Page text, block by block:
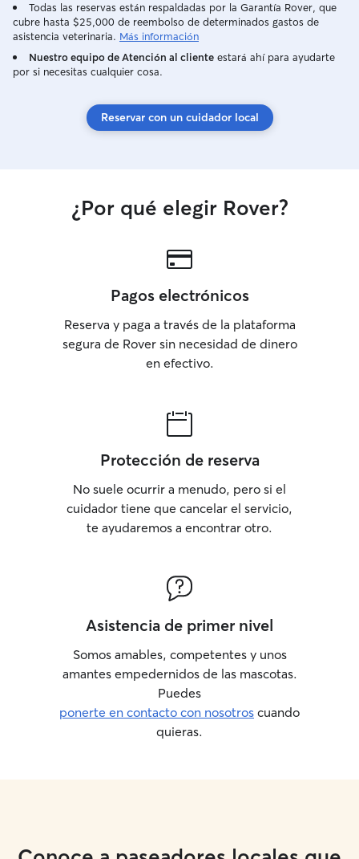
Todas las reservas están respaldadas por la Garantía Rover, que
cubre hasta $25,000 de reembolso de determinados gastos de
asistencia veterinaria. Más información
Nuestro equipo de Atención al cliente estará ahí para ayudarte
por si necesitas cualquier cosa.
Reservar con un cuidador local
¿Por qué elegir Rover?
Pagos electrónicos
Reserva y paga a través de la plataforma
segura de Rover sin necesidad de dinero
en efectivo.
Protección de reserva
No suele ocurrir a menudo, pero si el
cuidador tiene que cancelar el servicio,
te ayudaremos a encontrar otro.
Asistencia de primer nivel
Somos amables, competentes y unos
amantes empedernidos de las mascotas.
Puedes
ponerte en contacto con nosotros cuando
quieras.